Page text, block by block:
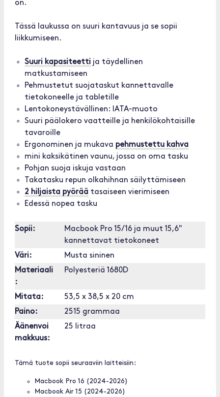
on.
Tässä laukussa on suuri kantavuus ja se sopii
liikkumiseen.
Suuri kapasiteetti ja täydellinen
matkustamiseen
Pehmustetut suojataskut kannettavalle
tietokoneelle ja tabletille
Lentokoneystävällinen: IATA-muoto
Suuri päälokero vaatteille ja henkilökohtaisille
tavaroille
Ergonominen ja mukava pehmustettu kahva
mini kaksikätinen vaunu, jossa on oma tasku
Pohjan suoja iskuja vastaan
Takatasku repun olkahihnan säilyttämiseen
2 hiljaista pyörää tasaiseen vierimiseen
Edessä nopea tasku
Sopii:
Macbook Pro 15/16 ja muut 15,6"
kannettavat tietokoneet
Väri:
Musta sininen
Materiaali
:
Polyesteriä 1680D
Mitata:
53,5 x 38,5 x 20 cm
Paino:
2515 grammaa
Äänenvoi
makkuus:
25 litraa
Tämä tuote sopii seuraaviin laitteisiin:
Macbook Pro 16 (2024-2026)
Macbook Air 15 (2024-2026)